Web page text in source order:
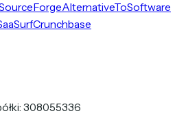
AlternativeToSoftware
Crunchbase
308055336